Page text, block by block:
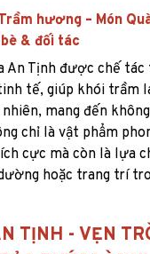
hương – Món
& đối tác
An Tịnh được chế
tế, giúp khói trầm
mang đến
chỉ là vật phẩm
cực mà còn là lựa
hoặc trang trí
TỊNH - VẸN